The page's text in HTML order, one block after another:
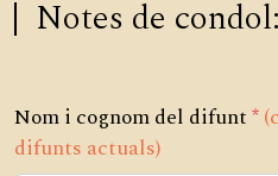
Notes de condol:
Nom i cognom del difunt*
difunts actuals)